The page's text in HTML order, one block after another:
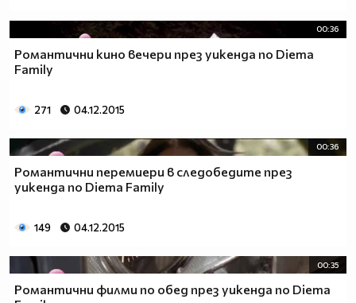
00:36
Романтични кино вечери през уикенда по Diema
Family
271 04.12.2015
00:36
Романтични перемиери в следобедите през
уикенда по Diema Family
149 04.12.2015
00:35
Романтични филми по обед през уикенда по Diema